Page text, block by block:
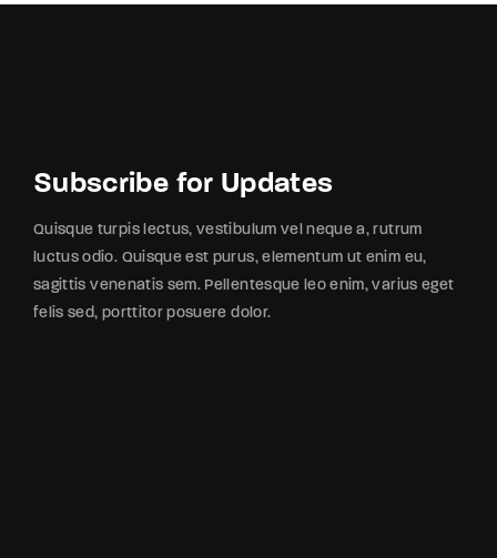
Subscribe for Updates
Quisque turpis lectus, vestibulum vel neque a, rutrum
luctus odio. Quisque est purus, elementum ut enim eu,
sagittis venenatis sem. Pellentesque leo enim, varius eget
felis sed, porttitor posuere dolor.